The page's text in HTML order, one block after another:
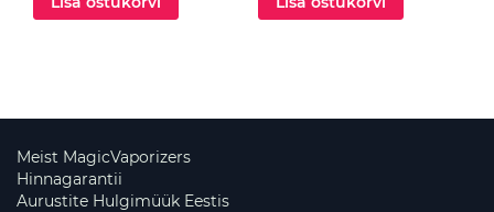
Meist MagicVaporizers
Hinnagarantii
Aurustite Hulgimüük Eestis